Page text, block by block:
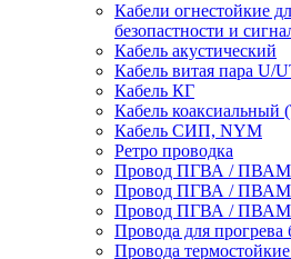
Кабели огнестойкие
безопастности и
Кабель акустический
Кабель витая пара U/
Кабель КГ
Кабель коаксиальный
Кабель СИП, NYM
Ретро проводка
Провод ПГВА / ПВАМ
Провод ПГВА / ПВАМ
Провод ПГВА /
Провода для
Провода